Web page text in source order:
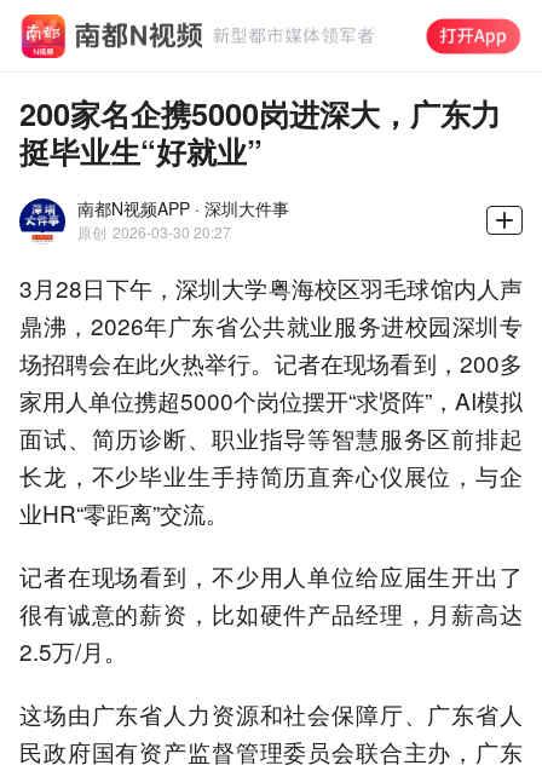
200家名企携5000岗进深大，广东力
挺毕业生“好就业”
南都N视频APP · 深圳大件事
原创 2026-03-30 20:27
3月28日下午，深圳大学粤海校区羽毛球馆内人声
鼎沸，2026年广东省公共就业服务进校园深圳专
场招聘会在此火热举行。记者在现场看到，200多
家用人单位携超5000个岗位摆开“求贤阵”，AI模拟
面试、简历诊断、职业指导等智慧服务区前排起
长龙，不少毕业生手持简历直奔心仪展位，与企
业HR“零距离”交流。
记者在现场看到，不少用人单位给应届生开出了
很有诚意的薪资，比如硬件产品经理，月薪高达
2.5万/月。
这场由广东省人力资源和社会保障厅、广东省人
民政府国有资产监督管理委员会联合主办，广东